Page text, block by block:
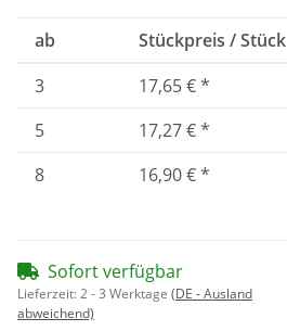
ab
Stückpreis / Stück
3
17,65 €*
5
17,27 €*
8
16,90 €*
Sofort verfügbar
Lieferzeit:2 - 3 Werktage (DE - Ausland
abweichend)